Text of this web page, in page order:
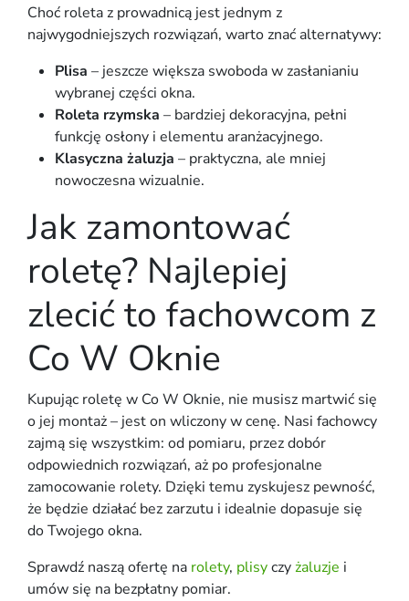
Choć roleta z prowadnicą jest jednym z
najwygodniejszych rozwiązań, warto znać alternatywy:
Plisa – jeszcze większa swoboda w zasłanianiu
wybranej części okna.
Roleta rzymska – bardziej dekoracyjna, pełni
funkcję osłony i elementu aranżacyjnego.
Klasyczna żaluzja – praktyczna, ale mniej
nowoczesna wizualnie.
Jak zamontować
roletę? Najlepiej
zlecić to fachowcom z
Co W Oknie
Kupując roletę w Co W Oknie, nie musisz martwić się
o jej montaż – jest on wliczony w cenę. Nasi fachowcy
zajmą się wszystkim: od pomiaru, przez dobór
odpowiednich rozwiązań, aż po profesjonalne
zamocowanie rolety. Dzięki temu zyskujesz pewność,
że będzie działać bez zarzutu i idealnie dopasuje się
do Twojego okna.
Sprawdź naszą ofertę na rolety, plisyczyżaluzje i
umów się na bezpłatny pomiar.